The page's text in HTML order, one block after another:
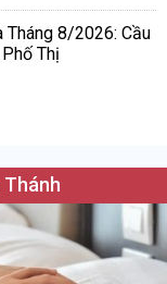
Tháng 8/2026: Cầu
Thị
Thánh